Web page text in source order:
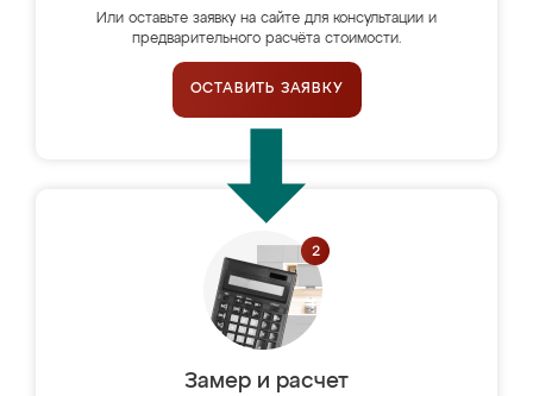
Или оставьте заявку на сайте для консультации и
предварительного расчёта стоимости.
ОСТАВИТЬ ЗАЯВКУ
Замер и расчет